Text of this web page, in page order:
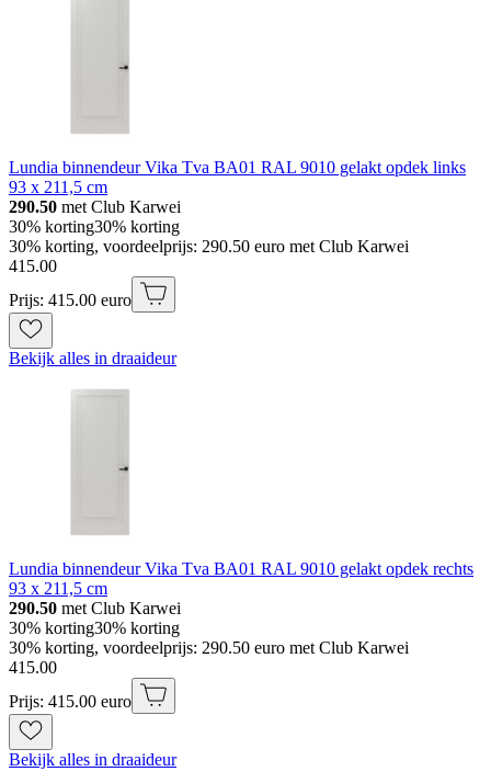
Lundia binnendeur Vika Tva BA01 RAL 9010 gelakt opdek links
93 x 211,5 cm
290.50 met Club Karwei
30% korting30% korting
30% korting, voordeelprijs: 290.50 euro met Club Karwei
415.00
Prijs: 415.00 euro
Bekijk alles in draaideur
Lundia binnendeur Vika Tva BA01 RAL 9010 gelakt opdek rechts
93 x 211,5 cm
290.50 met Club Karwei
30% korting30% korting
30% korting, voordeelprijs: 290.50 euro met Club Karwei
415.00
Prijs: 415.00 euro
Bekijk alles in draaideur